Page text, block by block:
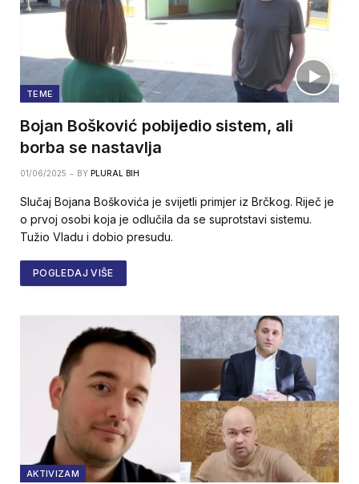
TEME
Bojan Bošković pobijedio sistem, ali
borba se nastavlja
01/06/2025 BY PLURAL BIH
Slučaj Bojana Boškovića je svijetli primjer iz Brčkog. Riječ je
o prvoj osobi koja je odlučila da se suprotstavi sistemu.
Tužio Vladu i dobio presudu.
POGLEDAJ VIŠE
AKTIVIZAM